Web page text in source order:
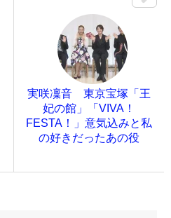
実咲凜音 東京宝塚「王
妃の館」「VIVA！
FESTA！」意気込みと私
の好きだったあの役